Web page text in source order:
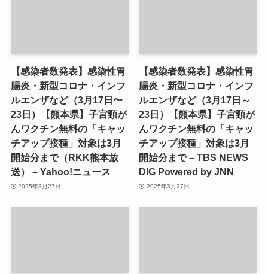
【感染者数発表】感染性胃
腸炎・新型コロナ・インフ
ルエンザなど（3月17日〜
23日）【熊本県】子宮頸が
んワクチン無料の「キャッ
チアップ接種」対象は3月
開始分まで（RKK熊本放
送） – Yahoo!ニュース
2025年3月27日
【感染者数発表】感染性胃
腸炎・新型コロナ・インフ
ルエンザなど（3月17日～
23日）【熊本県】子宮頸が
んワクチン無料の「キャッ
チアップ接種」対象は3月
開始分まで – TBS NEWS
DIG Powered by JNN
2025年3月27日